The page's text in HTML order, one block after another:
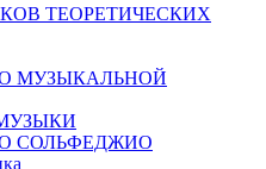
ТЕОРЕТИЧЕСКИХ
МУЗЫКАЛЬНОЙ
СОЛЬФЕДЖИО